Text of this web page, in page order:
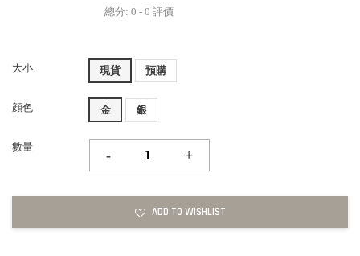
總分: 0 - 0 評價
大小 現貨 預購
顔色 金 銀
數量
- +
ADD TO WISHLIST